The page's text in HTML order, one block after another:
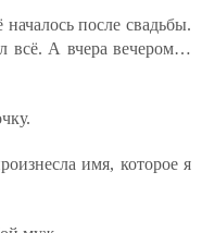
после свадьбы.
всё. А вчера вечером…
имя, которое я